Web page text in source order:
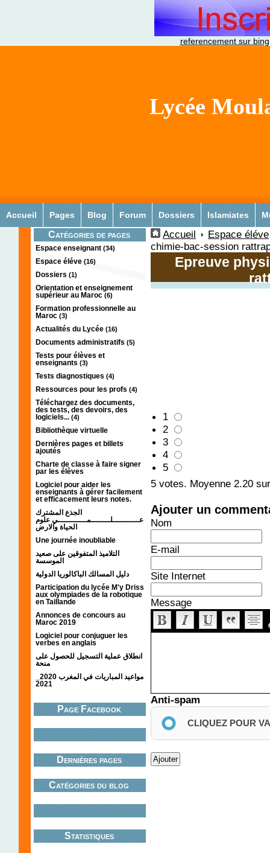
referencement sur bing
Lycée
Accueil Pages Blog Forum Dossiers Islamiates
Catégories de pages
Espace enseignant (34)
Espace éléve (16)
Dossiers (1)
Orientation et enseignement
supérieur au Maroc (6)
Formation professionnelle au
Maroc (3)
Actualités du Lycée (16)
Documents administratifs (5)
Tests pour élèves et
enseignants (3)
Tests diagnostiques (4)
Ressources pour les profs (4)
Téléchargez des documents,
des tests, des devoirs, des
logiciels... (4)
Bibliothèque virtuelle
Dernières pages et billets
ajoutés
Charte de classe à faire signer
par les élèves
Logiciel pour aider les
enseignants à gérer facilement
et efficacement leurs notes.
الجذع المشترك
عـــــــــــلــــــــمــــــــــــي علوم
الحياة والارض
Une journée inoubliable
التلاميذ المتفوقين على صعيد
الموسسة
دليل المسالك الباكالوريا الدولية
Participation du lycée M'y Driss
aux olympiades de la robotique
en Taillande
Annonces de concours au
Maroc 2019
Logiciel pour conjuguer les
verbes en anglais
انطلاق عملية التسجيل للحصول على
منحة
2021
Page Facebook
Dernières pages
Catégories du blog
Statistiques
Accueil
Espace éléve
chimie-bac-session
Epreuve
1
2
3
4
5
5 votes. Moyenne 2.20
Ajouter un
Nom
E-mail
Site Internet
Message
Anti-spam
CLIQUEZ POUR